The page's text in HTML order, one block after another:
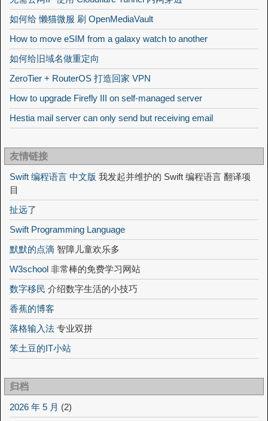
如何给 懒猫微服 刷 OpenMediaVault
How to move eSIM from a galaxy watch to another
如何给旧域名做重定向
ZeroTier + RouterOS 打造回家 VPN
How to upgrade Firefly III on self-managed server
Hestia mail server can only send but receiving email
友情链接
Swift 编程语言 中文版 我发起并维护的 Swift 编程语言 翻译项
目
扯远了
Swift Programming Language
默默的点滴 智障儿童欢乐多
W3school 非常棒的免费学习网站
数字移民 介绍数字生活的小技巧
香蕉的博客
落格输入法 专业双拼
笨土豆的IT小站
归档
2026 年 5 月 (2)